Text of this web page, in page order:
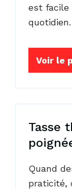
est facile
quotidien.
Voir le
Tasse
Quand
praticité,